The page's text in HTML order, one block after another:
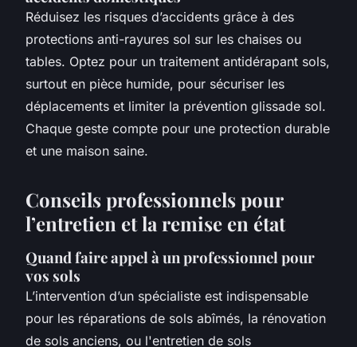
Réduisez les risques d’accidents grâce à des
protections anti-rayures sol sur les chaises ou
tables. Optez pour un traitement antidérapant sols,
surtout en pièce humide, pour sécuriser les
déplacements et limiter la prévention glissade sol.
Chaque geste compte pour une protection durable
et une maison saine.
Conseils professionnels pour
l’entretien et la remise en état
Quand faire appel à un professionnel pour
vos sols
L’intervention d’un spécialiste est indispensable
pour les réparations de sols abîmés, la rénovation
de sols anciens, ou l'entretien de sols